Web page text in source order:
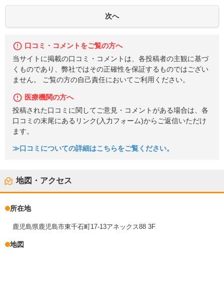
口コミ・コメントをご覧の方へ
当サイトに掲載の口コミ・コメントは、各投稿者の主観に基づ
くものであり、弊社ではその正確性を保証するものではござい
ません。 ご覧の方の自己責任においてご利用ください。
医療機関の方へ
投稿された口コミに関してご意見・コメントがある場合は、各
口コミの末尾にあるリンク(入力フォーム)からご返信いただけ
ます。
≫口コミについての詳細はこちらをご覧ください。
地図・アクセス
所在地
鹿児島県鹿児島市東千石町17-13アネックス88 3F
地図